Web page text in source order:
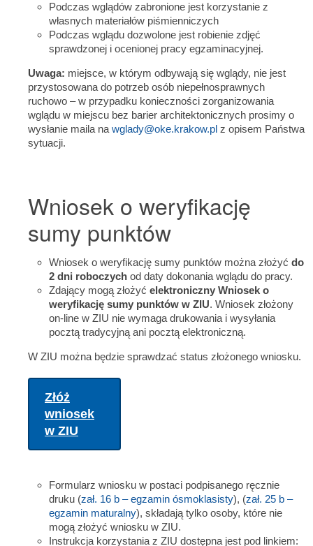
Podczas wglądów zabronione jest korzystanie z
własnych materiałów piśmienniczych
Podczas wglądu dozwolone jest robienie zdjęć
sprawdzonej i ocenionej pracy egzaminacyjnej.
Uwaga: miejsce, w którym odbywają się wglądy, nie jest
przystosowana do potrzeb osób niepełnosprawnych
ruchowo – w przypadku konieczności zorganizowania
wglądu w miejscu bez barier architektonicznych prosimy o
wysłanie maila na wglady@oke.krakow.pl z opisem Państwa
sytuacji.
Wniosek o weryfikację
sumy punktów
Wniosek o weryfikację sumy punktów można złożyć do
2 dni roboczych od daty dokonania wglądu do pracy.
Zdający mogą złożyć elektroniczny Wniosek o
weryfikację sumy punktów w ZIU. Wniosek złożony
on-line w ZIU nie wymaga drukowania i wysyłania
pocztą tradycyjną ani pocztą elektroniczną.
W ZIU można będzie sprawdzać status złożonego wniosku.
Złóż
wniosek
w ZIU
Formularz wniosku w postaci podpisanego ręcznie
druku (zał. 16 b – egzamin ósmoklasisty), (zał. 25 b –
egzamin maturalny), składają tylko osoby, które nie
mogą złożyć wniosku w ZIU.
Instrukcja korzystania z ZIU dostępna jest pod linkiem: